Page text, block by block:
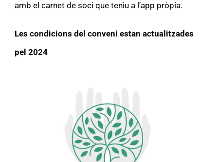
amb el carnet de soci que teniu a l’app pròpia.
Les condicions del conveni estan actualitzades
pel 2024